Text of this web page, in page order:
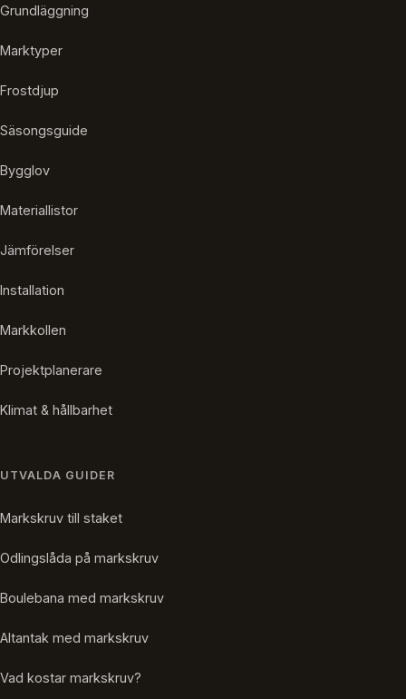
Grundläggning
Marktyper
Frostdjup
Säsongsguide
Bygglov
Materiallistor
Jämförelser
Installation
Markkollen
Projektplanerare
Klimat & hållbarhet
UTVALDA GUIDER
Markskruv till staket
Odlingslåda på markskruv
Boulebana med markskruv
Altantak med markskruv
Vad kostar markskruv?